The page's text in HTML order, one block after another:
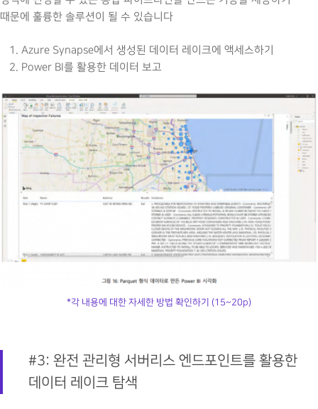
때문에 훌륭한 솔루션이 될 수 있습니다
Azure Synapse에서 생성된 데이터 레이크에 액세스하기
Power BI를 활용한 데이터 보고
*각 내용에 대한 자세한 방법 확인하기 (15~20p)
#3: 완전 관리형 서버리스 엔드포인트를 활용한
데이터 레이크 탐색